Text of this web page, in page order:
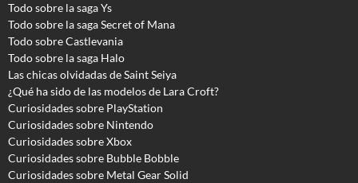
Todo sobre la saga Ys
Todo sobre la saga Secret of Mana
Todo sobre Castlevania
Todo sobre la saga Halo
Las chicas olvidadas de Saint Seiya
¿Qué ha sido de las modelos de Lara Croft?
Curiosidades sobre PlayStation
Curiosidades sobre Nintendo
Curiosidades sobre Xbox
Curiosidades sobre Bubble Bobble
Curiosidades sobre Metal Gear Solid